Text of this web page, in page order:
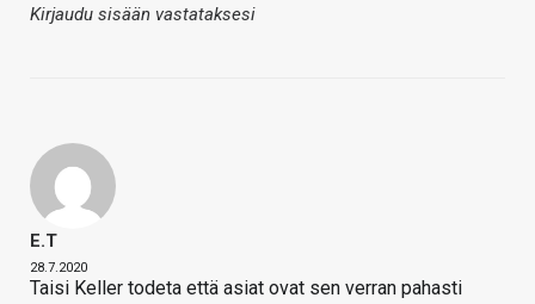
Kirjaudu sisään vastataksesi
E.T
28.7.2020
Taisi Keller todeta että asiat ovat sen verran pahasti